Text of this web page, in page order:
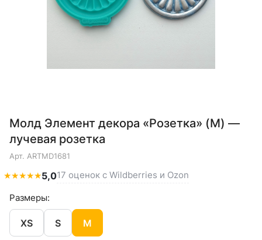
Молд Элемент декора «Розетка» (M) —
лучевая розетка
Арт. ARTMD1681
★★★★★5,017 оценок с Wildberries и Ozon
Размеры:
XS S M